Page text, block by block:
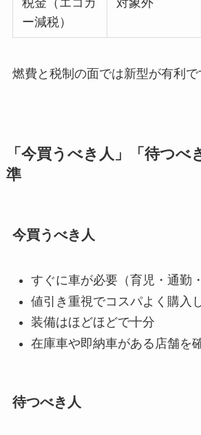
ー減税）
燃費と税制の面では新型が有利で
「今買うべき人」「待つべ
準
今買うべき人
すぐに車が必要（育児・通勤
値引き重視でコスパよく購入
装備はほどほどで十分
在庫車や即納車がある店舗を
待つべき人